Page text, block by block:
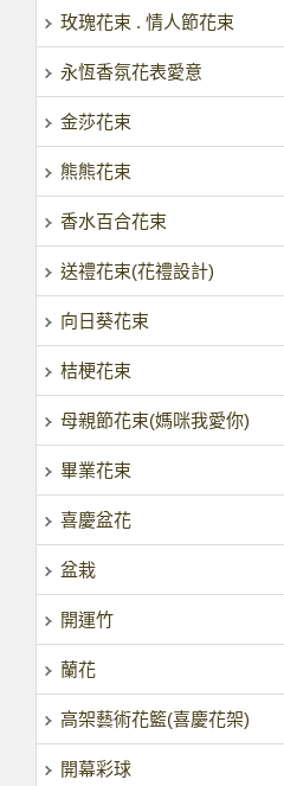
玫瑰花束 . 情人節花束
永恆香氛花表愛意
金莎花束
熊熊花束
香水百合花束
送禮花束(花禮設計)
向日葵花束
桔梗花束
母親節花束(媽咪我愛你)
畢業花束
喜慶盆花
盆栽
開運竹
蘭花
高架藝術花籃(喜慶花架)
開幕彩球